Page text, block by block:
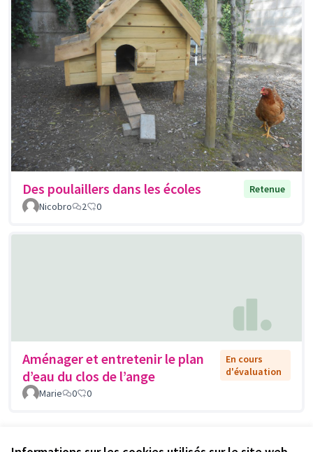
Des poulaillers dans les écoles
Retenue
Nicobro
2 0
Aménager et entretenir le plan
d’eau du clos de l’ange
En cours
d'évaluation
Marie
0 0